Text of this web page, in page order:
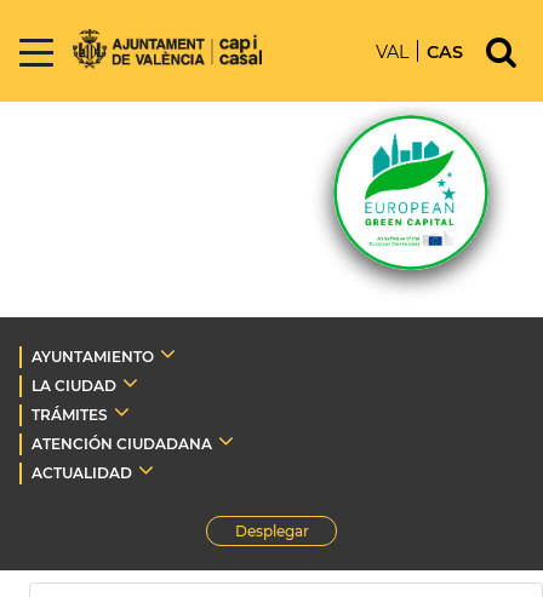
VAL CAS
AYUNTAMIENTO
LA CIUDAD
TRÁMITES
ATENCIÓN CIUDADANA
ACTUALIDAD
Desplegar